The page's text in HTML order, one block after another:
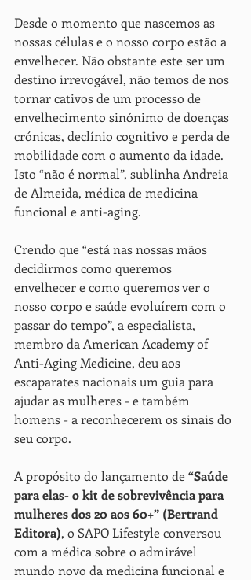
Desde o momento que nascemos as
nossas células e o nosso corpo estão a
envelhecer. Não obstante este ser um
destino irrevogável, não temos de nos
tornar cativos de um processo de
envelhecimento sinónimo de doenças
crónicas, declínio cognitivo e perda de
mobilidade com o aumento da idade.
Isto “não é normal”, sublinha Andreia
de Almeida, médica de medicina
funcional e anti-aging.
Crendo que “está nas nossas mãos
decidirmos como queremos
envelhecer e como queremos ver o
nosso corpo e saúde evoluírem com o
passar do tempo”, a especialista,
membro da American Academy of
Anti-Aging Medicine, deu aos
escaparates nacionais um guia para
ajudar as mulheres - e também
homens - a reconhecerem os sinais do
seu corpo.
A propósito do lançamento de “Saúde
para elas- o kit de sobrevivência para
mulheres dos 20 aos 60+” (Bertrand
Editora), o SAPO Lifestyle conversou
com a médica sobre o admirável
mundo novo da medicina funcional e